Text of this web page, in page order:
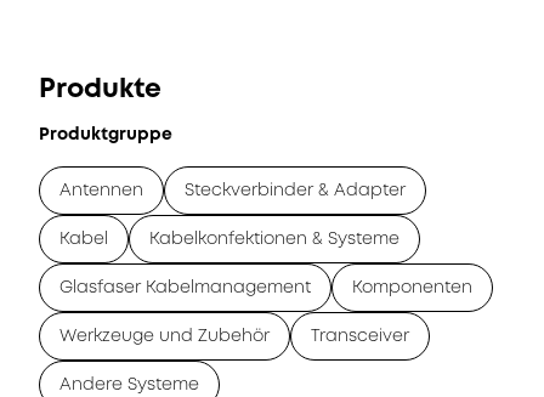
Produkte
Produktgruppe
Antennen Steckverbinder & Adapter
Kabel Kabelkonfektionen & Systeme
Glasfaser Kabelmanagement Komponenten
Werkzeuge und Zubehör Transceiver
Andere Systeme